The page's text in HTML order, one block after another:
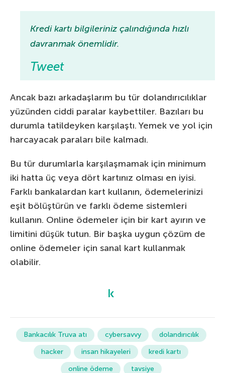
Kredi kartı bilgileriniz çalındığında hızlı
davranmak önemlidir.
Tweet
Ancak bazı arkadaşlarım bu tür dolandırıcılıklar
yüzünden ciddi paralar kaybettiler. Bazıları bu
durumla tatildeyken karşılaştı. Yemek ve yol için
harcayacak paraları bile kalmadı.
Bu tür durumlarla karşılaşmamak için minimum
iki hatta üç veya dört kartınız olması en iyisi.
Farklı bankalardan kart kullanın, ödemelerinizi
eşit bölüştürün ve farklı ödeme sistemleri
kullanın. Online ödemeler için bir kart ayırın ve
limitini düşük tutun. Bir başka uygun çözüm de
online ödemeler için sanal kart kullanmak
olabilir.
Bankacılık Truva atı cybersavvy
dolandırıcılık
hacker
insan hikayeleri
kredi kartı
online ödeme
tavsiye